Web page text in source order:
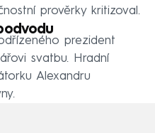
prověrky kritizoval.
prezident
svatbu. Hradní
Alexandru